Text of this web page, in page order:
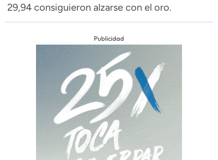
29,94 consiguieron alzarse con el oro.
Publicidad